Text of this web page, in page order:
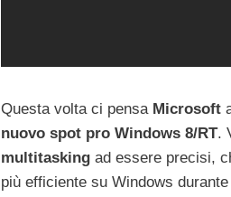
Questa volta ci pensa Microsoft
nuovo spot pro Windows 8/RT.
multitasking ad essere precisi,
più efficiente su Windows